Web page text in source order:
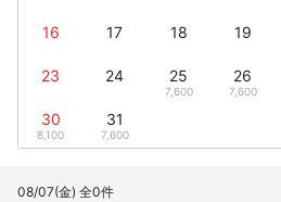
16 17 18 19
23 24 25
7,600
26
7,600
30
8,100
31
7,600
08/07(金) 全0件